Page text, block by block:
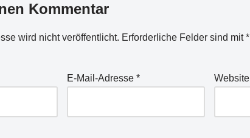
Kommentar
wird nicht veröffentlicht. Erforderliche Felder sind mit*
E-Mail-Adresse* Website